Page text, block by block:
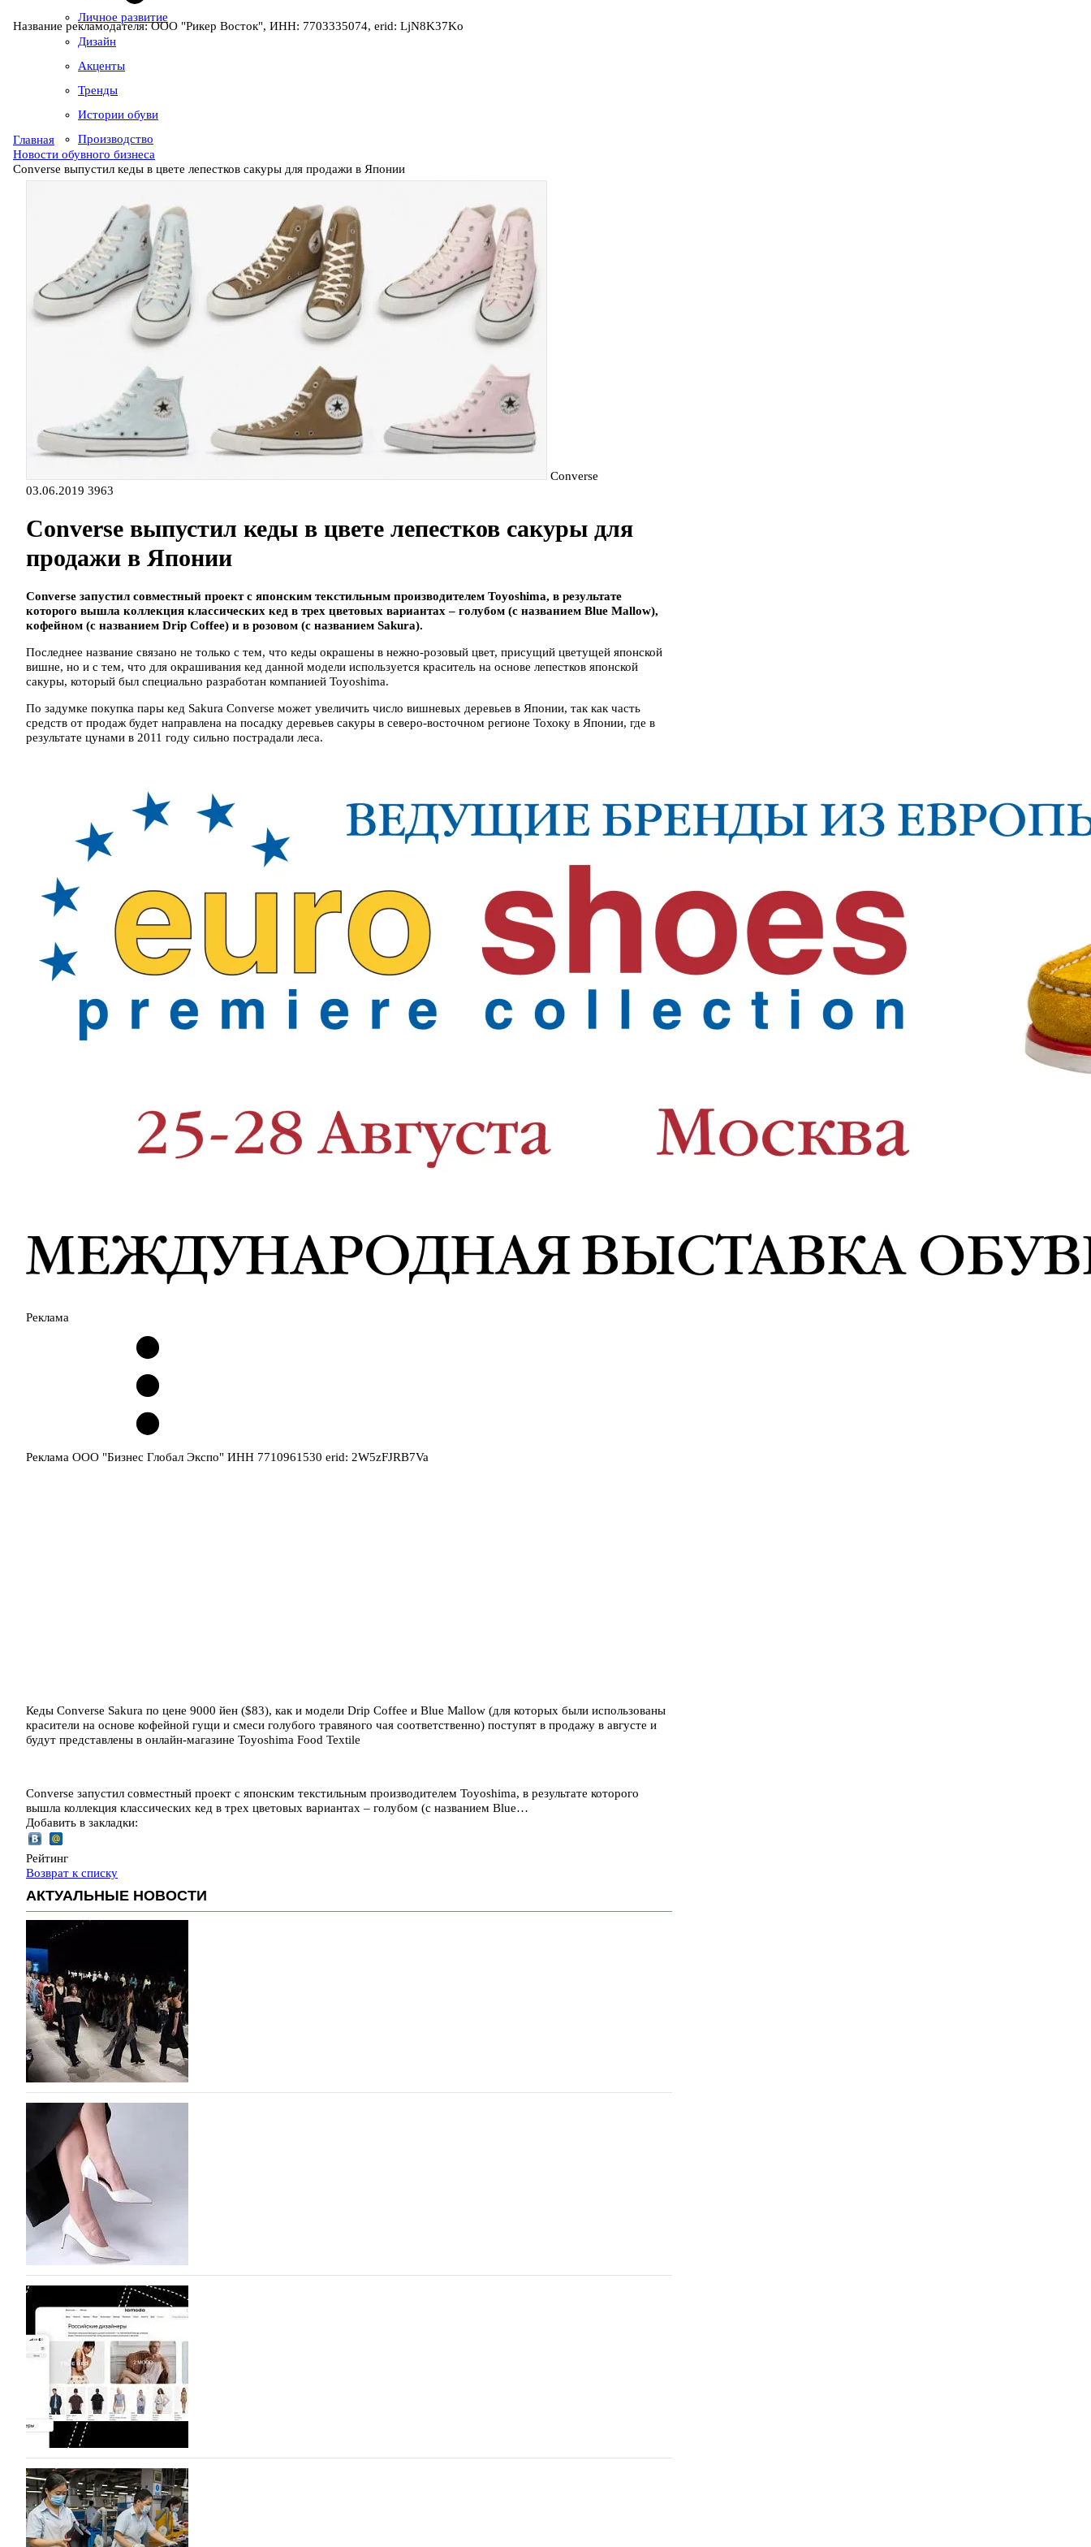
Личное развитие
Дизайн
Акценты
Тренды
Истории обуви
Производство
Название рекламодателя: ООО "Рикер Восток", ИНН: 7703335074, erid: LjN8K37Ko
Главная
Новости обувного бизнеса
Converse выпустил кеды в цвете лепестков сакуры для продажи в Японии
Converse
03.06.2019 3963
Converse выпустил кеды в цвете лепестков сакуры для
продажи в Японии
Converse запустил совместный проект с японским текстильным производителем Toyoshima, в результате
которого вышла коллекция классических кед в трех цветовых вариантах – голубом (с названием Blue Mallow),
кофейном (с названием Drip Coffee) и в розовом (с названием Sakura).
Последнее название связано не только с тем, что кеды окрашены в нежно-розовый цвет, присущий цветущей японской
вишне, но и с тем, что для окрашивания кед данной модели используется краситель на основе лепестков японской
сакуры, который был специально разработан компанией Toyoshima.
По задумке покупка пары кед Sakura Converse может увеличить число вишневых деревьев в Японии, так как часть
средств от продаж будет направлена на посадку деревьев сакуры в северо-восточном регионе Тохоку в Японии, где в
результате цунами в 2011 году сильно пострадали леса.
Реклама
Реклама ООО "Бизнес Глобал Экспо" ИНН 7710961530 erid: 2W5zFJRB7Va
Кеды Converse Sakura по цене 9000 йен ($83), как и модели Drip Coffee и Blue Mallow (для которых были использованы
красители на основе кофейной гущи и смеси голубого травяного чая соответственно) поступят в продажу в августе и
будут представлены в онлайн-магазине Toyoshima Food Textile
Converse запустил совместный проект с японским текстильным производителем Toyoshima, в результате которого
вышла коллекция классических кед в трех цветовых вариантах – голубом (с названием Blue…
Добавить в закладки:
Рейтинг
Возврат к списку
АКТУАЛЬНЫЕ НОВОСТИ
На участие в Московской неделе моды подано 1047 заявок
На участие в седьмой Московской неделе моды, которая пройдет в российской столице с 26 сентября по 1
октября, уже подано 1047 заявок. Примерно половину из них (494) прислали дизайнеры, коллекции
которых не были представлены в…
07.08.2026 644
BALLINA представит свои новинки на Euro Shoes
Компания BALLINA Guangzhou Lihuang Footwear Co., Ltd., основанная в 2011 году и расположенная в
Гуанчжоу, столице моды Китая, является профессиональной обувной компанией, объединяющей
разработку, производство и…
07.08.2026 504
На платформе Lamoda - новый раздел и условия продвижения локальных
дизайнерских марок
Российский маркетплейс Lamoda решил обновить раздел для продажи продукции локальных дизайнерских